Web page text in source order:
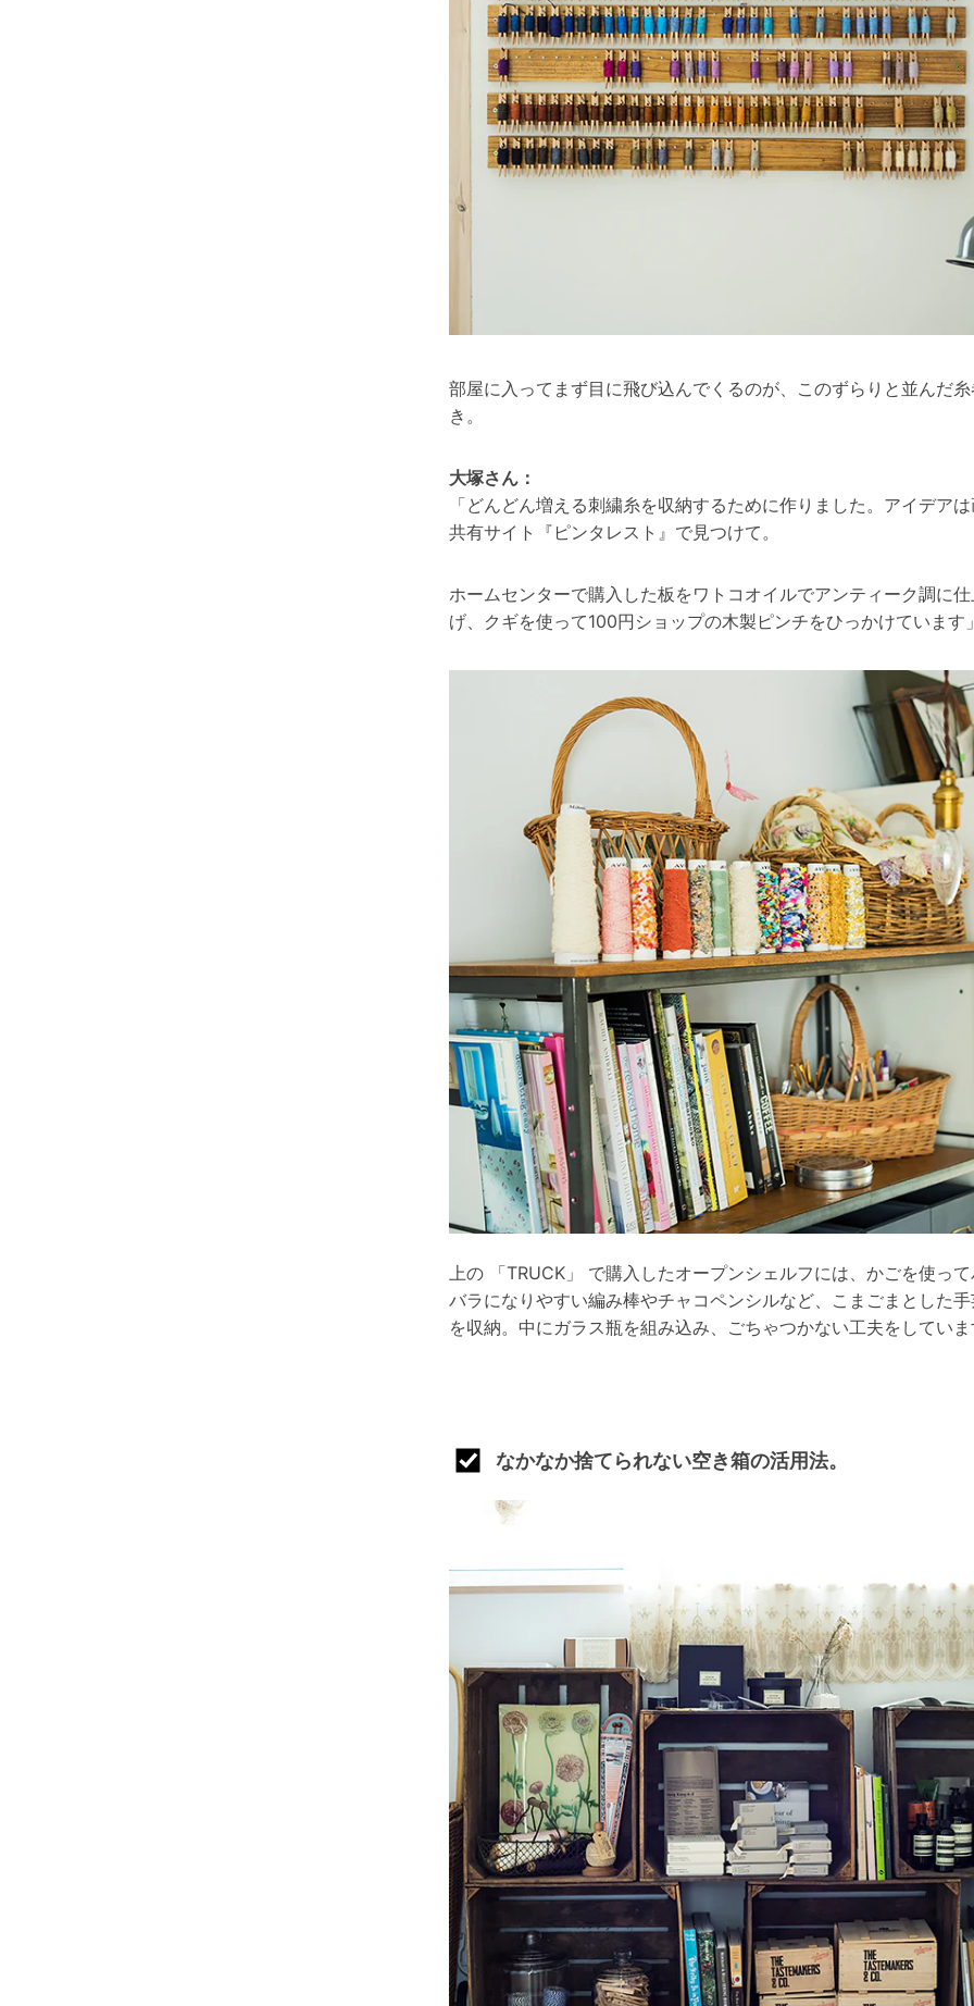
部屋に入ってまず目に飛び込んでくるのが、このずらりと並んだ
き。
大塚さん：
「どんどん増える刺繍糸を収納するために作りました。アイデア
共有サイト『ピンタレスト』で見つけて。
ホームセンターで購入した板をワトコオイルでアンティーク調に
げ、クギを使って100円ショップの木製ピンチをひっかけています
上の 「TRUCK」 で購入したオープンシェルフには、かごを使っ
バラになりやすい編み棒やチャコペンシルなど、こまごまとした
を収納。中にガラス瓶を組み込み、ごちゃつかない工夫をしてい
なかなか捨てられない空き箱の活用法。